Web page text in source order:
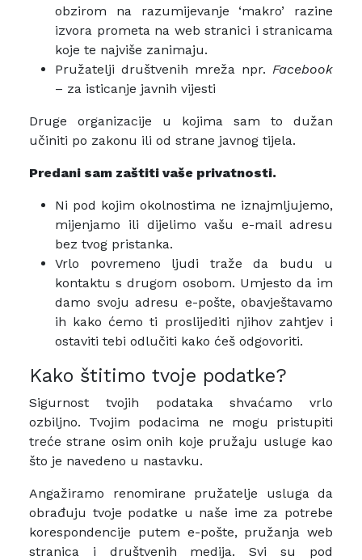
obzirom na razumijevanje ‘makro’ razine
izvora prometa na web stranici i stranicama
koje te najviše zanimaju.
Pružatelji društvenih mreža npr. Facebook
– za isticanje javnih vijesti
Druge organizacije u kojima sam to dužan
učiniti po zakonu ili od strane javnog tijela.
Predani sam zaštiti vaše privatnosti.
Ni pod kojim okolnostima ne iznajmljujemo,
mijenjamo ili dijelimo vašu e-mail adresu
bez tvog pristanka.
Vrlo povremeno ljudi traže da budu u
kontaktu s drugom osobom. Umjesto da im
damo svoju adresu e-pošte, obavještavamo
ih kako ćemo ti proslijediti njihov zahtjev ​i
ostaviti tebi odlučiti kako ćeš odgovoriti.
Kako štitimo tvoje podatke?
Sigurnost tvojih podataka shvaćamo vrlo
ozbiljno. Tvojim podacima ne mogu pristupiti
treće strane osim onih koje pružaju usluge kao
što je navedeno u nastavku.
Angažiramo renomirane pružatelje usluga da
obrađuju tvoje podatke u naše ime za potrebe
korespondencije putem e-pošte, pružanja web
stranica i društvenih medija. Svi su pod